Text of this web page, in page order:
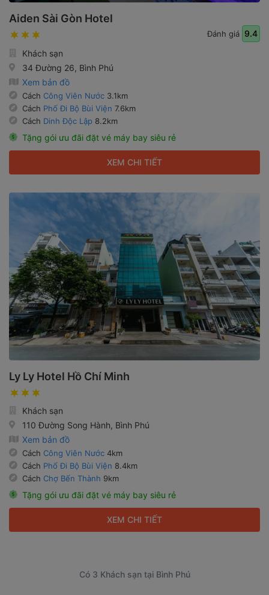
Aiden Sài Gòn Hotel
Đánh giá 9.4
Khách sạn
34 Đường 26, Bình Phú
Xem bản đồ
Cách Công Viên Nước 3.1km
Cách Phố Đi Bộ Bùi Viện 7.6km
Cách Dinh Độc Lập 8.2km
Tặng gói ưu đãi đặt vé máy bay siêu rẻ
XEM CHI TIẾT
Ly Ly Hotel Hồ Chí Minh
Khách sạn
110 Đường Song Hành, Bình Phú
Xem bản đồ
Cách Công Viên Nước 4km
Cách Phố Đi Bộ Bùi Viện 8.4km
Cách Chợ Bến Thành 9km
Tặng gói ưu đãi đặt vé máy bay siêu rẻ
XEM CHI TIẾT
Có 3 Khách sạn tại Bình Phú